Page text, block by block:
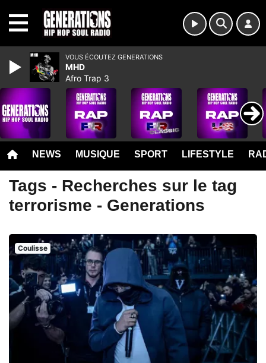
NEWS MUSIQUE SPORT LIFESTYLE
Tags - Recherches sur le tag
terrorisme - Generations
Coulisse
VOUS ÉCOUTEZ GENERATIONS
MHD
Afro Trap 3